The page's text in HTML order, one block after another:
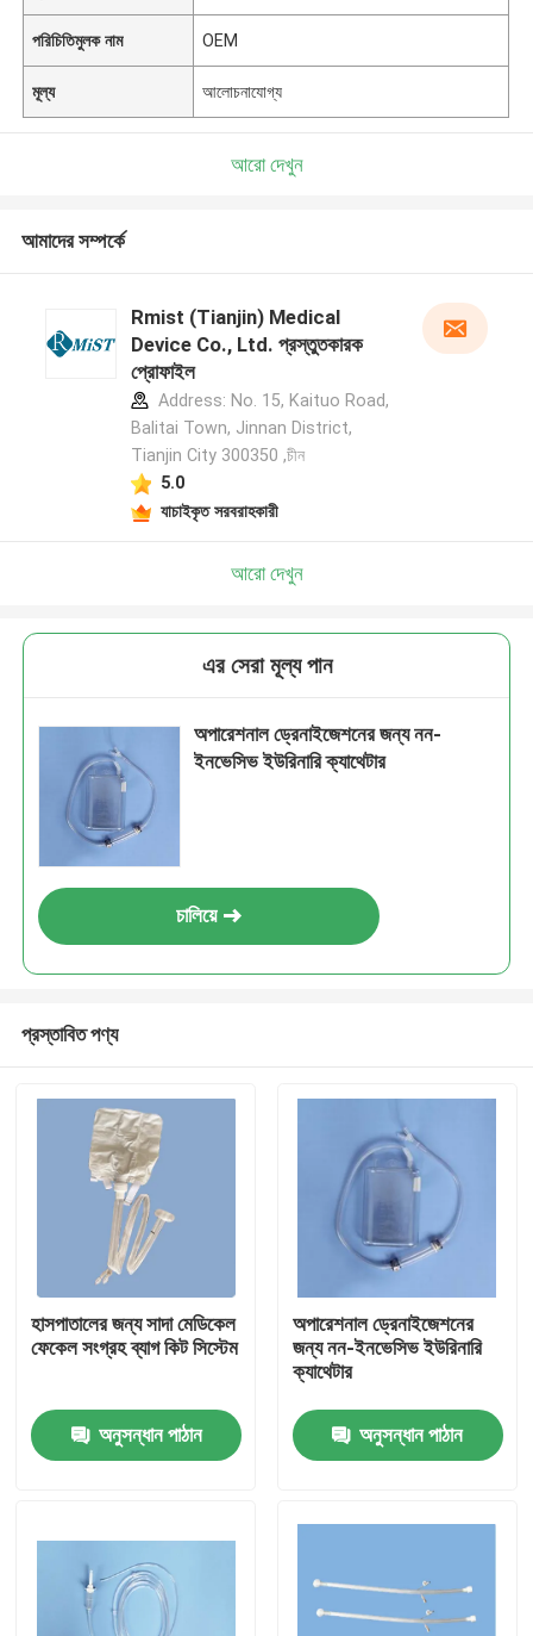
VR প্রদর্শন
পরিচিতিমুলক নাম OEM
মূল্য আলোচনাযোগ্য
আরো দেখুন
আমাদের সম্পর্কে
Rmist (Tianjin) Medical
Device Co., Ltd. প্রস্তুতকারক
প্রোফাইল
Address: No. 15, Kaituo Road,
Balitai Town, Jinnan District,
Tianjin City 300350 ,চীন
5.0
যাচাইকৃত সরবরাহকারী
আরো দেখুন
এর সেরা মূল্য পান
অপারেশনাল ড্রেনাইজেশনের জন্য নন-
ইনভেসিভ ইউরিনারি ক্যাথেটার
চালিয়ে
প্রস্তাবিত পণ্য
হাসপাতালের জন্য সাদা মেডিকেল
ফেকেল সংগ্রহ ব্যাগ কিট সিস্টেম
অনুসন্ধান পাঠান
অপারেশনাল ড্রেনাইজেশনের
জন্য নন-ইনভেসিভ ইউরিনারি
ক্যাথেটার
অনুসন্ধান পাঠান